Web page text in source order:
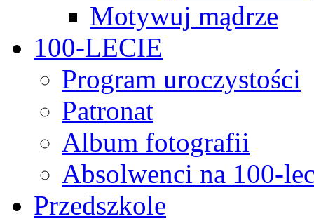
Motywuj mądrze
100-LECIE
Program uroczystości
Patronat
Album fotografii
Absolwenci na 100-
Przedszkole